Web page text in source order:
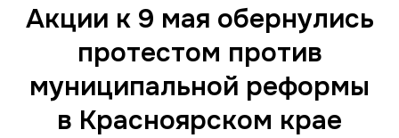
Акции к 9 мая обернулись
протестом против
муниципальной реформы
в Красноярском крае